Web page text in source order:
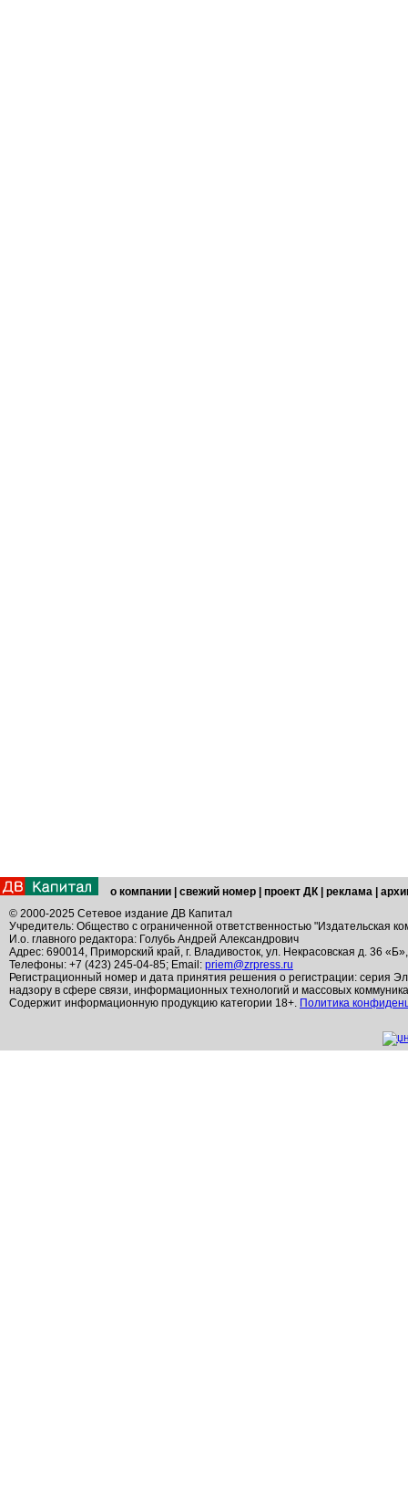
о компании свежий номер проект ДК реклама
© 2000-2025 Сетевое издание ДВ Капитал
Учредитель: Общество с ограниченной ответственностью "Издательская
И.о. главного редактора: Голубь Андрей Александрович
Адрес: 690014, Приморский край, г. Владивосток, ул. Некрасовская д. 36
Телефоны: +7 (423) 245-04-85; Email: priem@zrpress.ru
Регистрационный номер и дата принятия решения о регистрации: серия
надзору в сфере связи, информационных технологий и массовых
Содержит информационную продукцию категории 18+. Политика